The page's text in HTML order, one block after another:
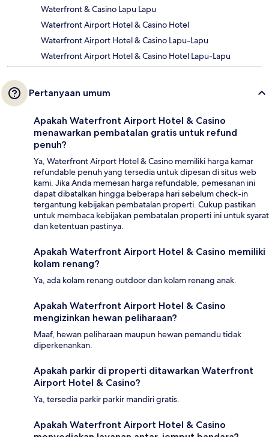
Waterfront & Casino Lapu Lapu
Waterfront Airport Hotel & Casino Hotel
Waterfront Airport Hotel & Casino Lapu-Lapu
Waterfront Airport Hotel & Casino Hotel Lapu-Lapu
Pertanyaan umum
Apakah Waterfront Airport Hotel & Casino
menawarkan pembatalan gratis untuk refund
penuh?
Ya, Waterfront Airport Hotel & Casino memiliki harga kamar
refundable penuh yang tersedia untuk dipesan di situs web
kami. Jika Anda memesan harga refundable, pemesanan ini
dapat dibatalkan hingga beberapa hari sebelum check-in
tergantung kebijakan pembatalan properti. Cukup pastikan
untuk membaca kebijakan pembatalan properti ini untuk syarat
dan ketentuan pastinya.
Apakah Waterfront Airport Hotel & Casino memiliki
kolam renang?
Ya, ada kolam renang outdoor dan kolam renang anak.
Apakah Waterfront Airport Hotel & Casino
mengizinkan hewan peliharaan?
Maaf, hewan peliharaan maupun hewan pemandu tidak
diperkenankan.
Apakah parkir di properti ditawarkan Waterfront
Airport Hotel & Casino?
Ya, tersedia parkir parkir mandiri gratis.
Apakah Waterfront Airport Hotel & Casino